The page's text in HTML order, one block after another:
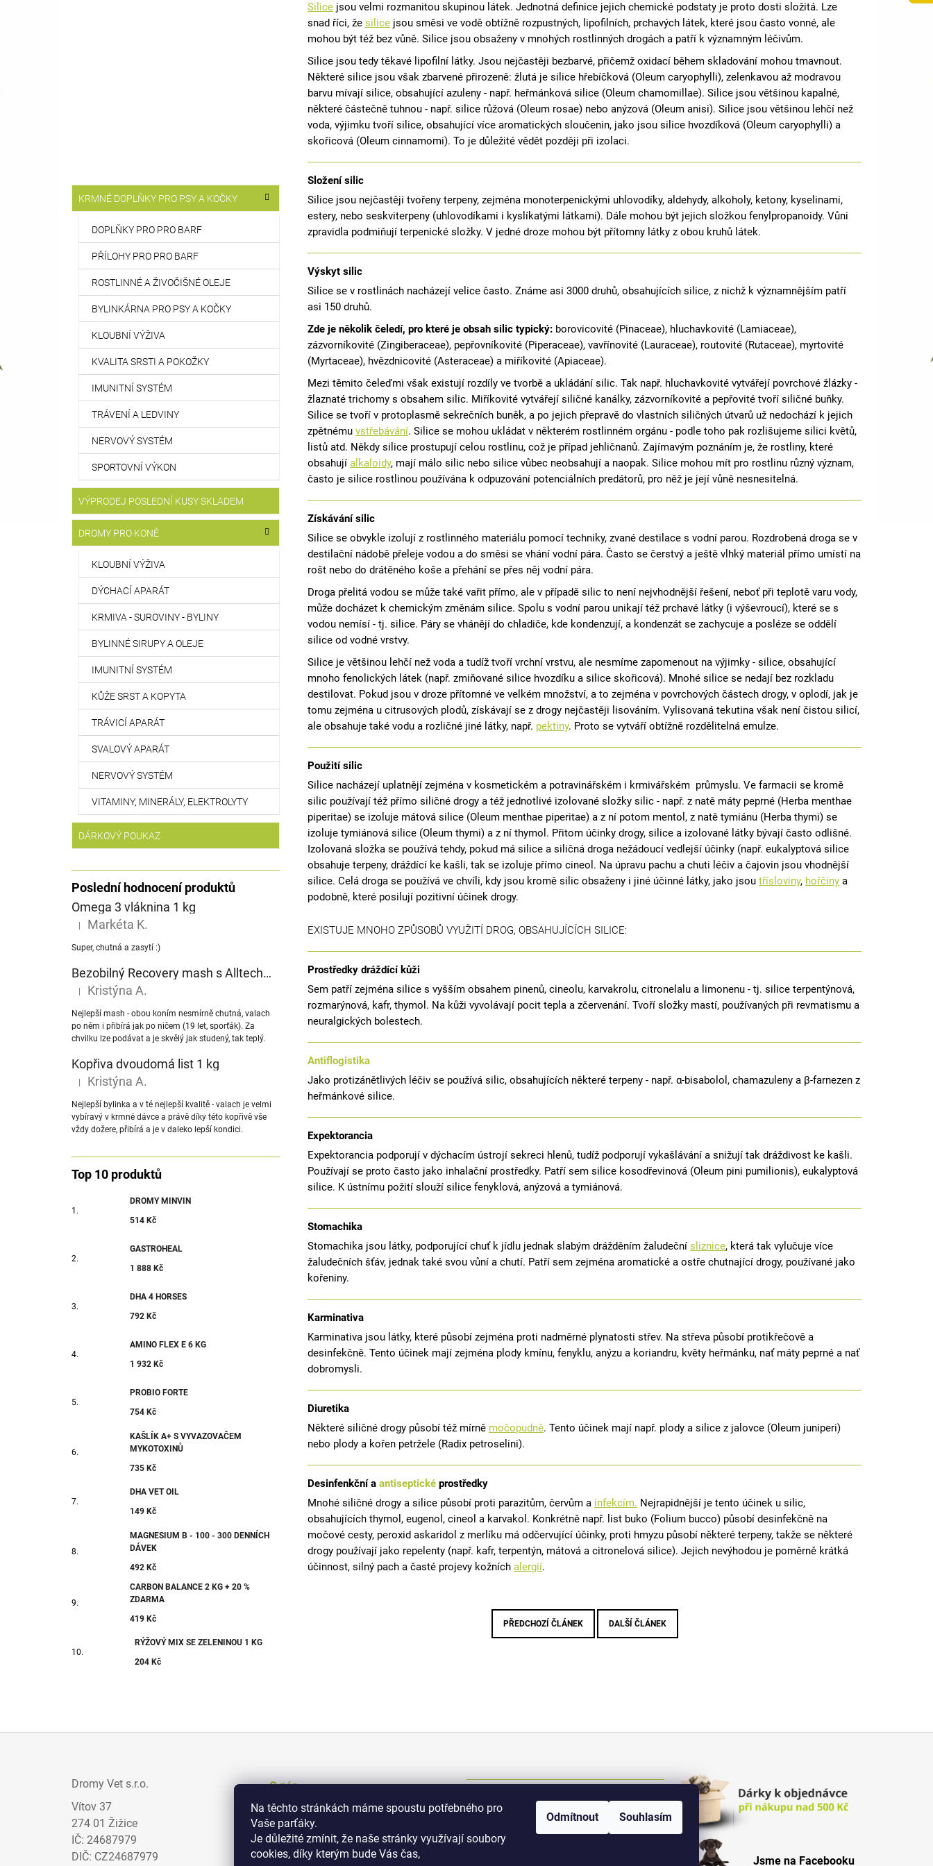
Na těchto stránkách máme spoustu potřebného pro
Vaše parťáky.
Je důležité zmínit, že naše stránky využívají soubory
cookies, díky kterým bude Vás čas,
Odmítnout Souhlasím
kategorie
a
KRMNÉ DOPLŇKY PRO PSY A KOČKY
DOPLŇKY PRO PRO BARF
PŘÍLOHY PRO PRO BARF
ROSTLINNÉ A ŽIVOČIŠNÉ OLEJE
BYLINKÁRNA PRO PSY A KOČKY
KLOUBNÍ VÝŽIVA
KVALITA SRSTI A POKOŽKY
IMUNITNÍ SYSTÉM
TRÁVENÍ A LEDVINY
NERVOVÝ SYSTÉM
SPORTOVNÍ VÝKON
VÝPRODEJ POSLEDNÍ KUSY SKLADEM
DROMY PRO KONĚ
KLOUBNÍ VÝŽIVA
DÝCHACÍ APARÁT
KRMIVA - SUROVINY - BYLINY
BYLINNÉ SIRUPY A OLEJE
IMUNITNÍ SYSTÉM
KŮŽE SRST A KOPYTA
TRÁVICÍ APARÁT
SVALOVÝ APARÁT
NERVOVÝ SYSTÉM
VITAMINY, MINERÁLY, ELEKTROLYTY
DÁRKOVÝ POUKAZ
Poslední hodnocení produktů
Omega 3 vláknina 1 kg
Hodnocení produktu je 5 z 5 hvězdiček.
Markéta K.
Super, chutná a zasytí :)
Bezobilný Recovery mash s Alltech® NuPro nukleotidy
Hodnocení produktu je 5 z 5 hvězdiček.
Kristýna A.
Nejlepší mash - obou koním nesmírně chutná, valach
po něm i přibírá jak po ničem (19 let, sporťák). Za
chvilku lze podávat a je skvělý jak studený, tak teplý.
Kopřiva dvoudomá list 1 kg
Hodnocení produktu je 5 z 5 hvězdiček.
Kristýna A.
Nejlepší bylinka a v té nejlepší kvalitě - valach je velmi
vybíravý v krmné dávce a právě díky této kopřivě vše
vždy dožere, přibírá a je v daleko lepší kondici.
Top 10 produktů
DROMY MINVIN
514 Kč
GASTROHEAL
1 888 Kč
DHA 4 HORSES
792 Kč
AMINO FLEX E 6 KG
1 932 Kč
PROBIO FORTE
754 Kč
KAŠLÍK A+ S VYVAZOVAČEM
MYKOTOXINŮ
735 Kč
DHA VET OIL
149 Kč
MAGNESIUM B - 100 - 300 DENNÍCH
DÁVEK
492 Kč
CARBON BALANCE 2 KG + 20 %
ZDARMA
419 Kč
RÝŽOVÝ MIX SE ZELENINOU 1 KG
204 Kč
Silice jsou velmi rozmanitou skupinou látek. Jednotná definice jejich chemické podstaty je proto dosti složitá. Lze
snad říci, že silice jsou směsi ve vodě obtížně rozpustných, lipofilních, prchavých látek, které jsou často vonné, ale
mohou být též bez vůně. Silice jsou obsaženy v mnohých rostlinných drogách a patří k významným léčivům.
Silice jsou tedy těkavé lipofilní látky. Jsou nejčastěji bezbarvé, přičemž oxidací během skladování mohou tmavnout.
Některé silice jsou však zbarvené přirozeně: žlutá je silice hřebíčková (Oleum caryophylli), zelenkavou až modravou
barvu mívají silice, obsahující azuleny - např. heřmánková silice (Oleum chamomillae). Silice jsou většinou kapalné,
některé částečně tuhnou - např. silice růžová (Oleum rosae) nebo anýzová (Oleum anisi). Silice jsou většinou lehčí než
voda, výjimku tvoří silice, obsahující více aromatických sloučenin, jako jsou silice hvozdíková (Oleum caryophylli) a
skořicová (Oleum cinnamomi). To je důležité vědět později při izolaci.
Složení silic
Silice jsou nejčastěji tvořeny terpeny, zejména monoterpenickými uhlovodíky, aldehydy, alkoholy, ketony, kyselinami,
estery, nebo seskviterpeny (uhlovodíkami i kyslíkatými látkami). Dále mohou být jejich složkou fenylpropanoidy. Vůni
zpravidla podmiňují terpenické složky. V jedné droze mohou být přítomny látky z obou kruhů látek.
Výskyt silic
Silice se v rostlinách nacházejí velice často. Známe asi 3000 druhů, obsahujících silice, z nichž k významnějším patří
asi 150 druhů.
Zde je několik čeledí, pro které je obsah silic typický: borovicovité (Pinaceae), hluchavkovité (Lamiaceae),
zázvorníkovité (Zingiberaceae), pepřovníkovité (Piperaceae), vavřínovité (Lauraceae), routovité (Rutaceae), myrtovité
(Myrtaceae), hvězdnicovité (Asteraceae) a miříkovité (Apiaceae).
Mezi těmito čeleďmi však existují rozdíly ve tvorbě a ukládání silic. Tak např. hluchavkovité vytvářejí povrchové žlázky -
žlaznaté trichomy s obsahem silic. Miříkovité vytvářejí siličné kanálky, zázvorníkovité a pepřovité tvoří siličné buňky.
Silice se tvoří v protoplasmě sekrečních buněk, a po jejich přepravě do vlastních siličných útvarů už nedochází k jejich
zpětnému vstřebávání. Silice se mohou ukládat v některém rostlinném orgánu - podle toho pak rozlišujeme silici květů,
listů atd. Někdy silice prostupují celou rostlinu, což je případ jehličnanů. Zajímavým poznáním je, že rostliny, které
obsahují alkaloidy, mají málo silic nebo silice vůbec neobsahují a naopak. Silice mohou mít pro rostlinu různý význam,
často je silice rostlinou používána k odpuzování potenciálních predátorů, pro něž je její vůně nesnesitelná.
Získávání silic
Silice se obvykle izolují z rostlinného materiálu pomocí techniky, zvané destilace s vodní parou. Rozdrobená droga se v
destilační nádobě přeleje vodou a do směsi se vhání vodní pára. Často se čerstvý a ještě vlhký materiál přímo umístí na
rošt nebo do drátěného koše a přehání se přes něj vodní pára.
Droga přelitá vodou se může také vařit přímo, ale v případě silic to není nejvhodnější řešení, neboť při teplotě varu vody,
může docházet k chemickým změnám silice. Spolu s vodní parou unikají též prchavé látky (i výševroucí), které se s
vodou nemísí - tj. silice. Páry se vhánějí do chladiče, kde kondenzují, a kondenzát se zachycuje a posléze se oddělí
silice od vodné vrstvy.
Silice je většinou lehčí než voda a tudíž tvoří vrchní vrstvu, ale nesmíme zapomenout na výjimky - silice, obsahující
mnoho fenolických látek (např. zmiňované silice hvozdíku a silice skořicová). Mnohé silice se nedají bez rozkladu
destilovat. Pokud jsou v droze přítomné ve velkém množství, a to zejména v povrchových částech drogy, v oplodí, jak je
tomu zejména u citrusových plodů, získávají se z drogy nejčastěji lisováním. Vylisovaná tekutina však není čistou silicí,
ale obsahuje také vodu a rozličné jiné látky, např. pektiny. Proto se vytváří obtížně rozdělitelná emulze.
Použití silic
Silice nacházejí uplatnějí zejména v kosmetickém a potravinářském i krmivářském průmyslu. Ve farmacii se kromě
silic používají též přímo siličné drogy a též jednotlivé izolované složky silic - např. z natě máty peprné (Herba menthae
piperitae) se izoluje mátová silice (Oleum menthae piperitae) a z ní potom mentol, z natě tymiánu (Herba thymi) se
izoluje tymiánová silice (Oleum thymi) a z ní thymol. Přitom účinky drogy, silice a izolované látky bývají často odlišné.
Izolovaná složka se používá tehdy, pokud má silice a siličná droga nežádoucí vedlejší účinky (např. eukalyptová silice
obsahuje terpeny, dráždící ke kašli, tak se izoluje přímo cineol. Na úpravu pachu a chuti léčiv a čajovin jsou vhodnější
silice. Celá droga se používá ve chvíli, kdy jsou kromě silic obsaženy i jiné účinné látky, jako jsou třísloviny, hořčiny a
podobně, které posilují pozitivní účinek drogy.
EXISTUJE MNOHO ZPŮSOBŮ VYUŽITÍ DROG, OBSAHUJÍCÍCH SILICE:
Prostředky dráždící kůži
Sem patří zejména silice s vyšším obsahem pinenů, cineolu, karvakrolu, citronelalu a limonenu - tj. silice terpentýnová,
rozmarýnová, kafr, thymol. Na kůži vyvolávají pocit tepla a zčervenání. Tvoří složky mastí, používaných při revmatismu a
neuralgických bolestech.
Antiflogistika
Jako protizánětlivých léčiv se používá silic, obsahujících některé terpeny - např. α-bisabolol, chamazuleny a β-farnezen z
heřmánkové silice.
Expektorancia
Expektorancia podporují v dýchacím ústrojí sekreci hlenů, tudíž podporují vykašlávání a snižují tak dráždivost ke kašli.
Používají se proto často jako inhalační prostředky. Patří sem silice kosodřevinová (Oleum pini pumilionis), eukalyptová
silice. K ústnímu požití slouží silice fenyklová, anýzová a tymiánová.
Stomachika
Stomachika jsou látky, podporující chuť k jídlu jednak slabým drážděním žaludeční sliznice, která tak vylučuje více
žaludečních šťáv, jednak také svou vůní a chutí. Patří sem zejména aromatické a ostře chutnající drogy, používané jako
kořeniny.
Karminativa
Karminativa jsou látky, které působí zejména proti nadměrné plynatosti střev. Na střeva působí protikřečově a
desinfekčně. Tento účinek mají zejména plody kmínu, fenyklu, anýzu a koriandru, květy heřmánku, nať máty peprné a nať
dobromysli.
Diuretika
Některé siličné drogy působí též mírně močopudně. Tento účinek mají např. plody a silice z jalovce (Oleum juniperi)
nebo plody a kořen petržele (Radix petroselini).
Desinfenkční a antiseptické prostředky
Mnohé siličné drogy a silice působí proti parazitům, červům a infekcím. Nejrapidnější je tento účinek u silic,
obsahujících thymol, eugenol, cineol a karvakol. Konkrétně např. list buko (Folium bucco) působí desinfekčně na
močové cesty, peroxid askaridol z merlíku má odčervující účinky, proti hmyzu působí některé terpeny, takže se některé
drogy používají jako repelenty (např. kafr, terpentýn, mátová a citronelová silice). Jejich nevýhodou je poměrně krátká
účinnost, silný pach a časté projevy kožních alergií.
PŘEDCHOZÍ ČLÁNEK DALŠÍ ČLÁNEK
1 888 Kč
792 Kč
Dromy Vet s.r.o.
Vítov 37
274 01 Žižice
IČ: 24687979
DIČ: CZ24687979
O nás
Prodejci
Zajímavosti
Obchodni podmínky
Jsme na Facebooku